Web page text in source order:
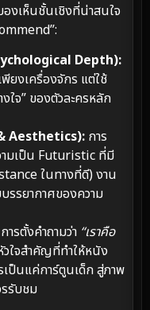
งเห็นชั้นเชิงที่น่าสนใจ
Depth):
ยงเครื่องจักร แต่ใช้
ใจ” ของตัวละครหลัก
Aesthetics): การ
มเป็น Futuristic ที่มี
ในทางที่ดี) งาน
รรยากาศของความ
การตั้งคำถามว่า “เราคือ
ใจสำคัญที่ทำให้หนัง
เป็นแค่การ์ตูนเด็ก สู่ภาพ
รับชม